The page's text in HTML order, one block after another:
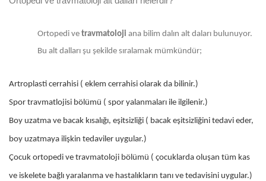
Ortopedi ve travmatoloji ana bilim dalın alt daları bulunuyor.
Bu alt dalları şu şekilde sıralamak mümkündür;
Artroplasti cerrahisi ( eklem cerrahisi olarak da bilinir.)
Spor travmatlojisi bölümü ( spor yalanmaları ile ilgilenir.)
Boy uzatma ve bacak kısalığı, eşitsizliği ( bacak eşitsizliğini tedavi eder,
boy uzatmaya ilişkin tedaviler uygular.)
Çocuk ortopedi ve travmatoloji bölümü ( çocuklarda oluşan tüm kas
ve iskelete bağlı yaralanma ve hastalıkların tanı ve tedavisini uygular.)